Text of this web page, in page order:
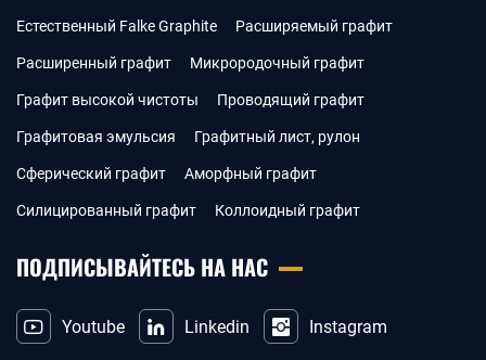
Естественный Falke Graphite
Расширяемый графит
Расширенный графит
Микрородочный графит
Графит высокой чистоты
Проводящий графит
Графитовая эмульсия
Графитный лист, рулон
Сферический графит
Аморфный графит
Силицированный графит
Коллоидный графит
ПОДПИСЫВАЙТЕСЬ НА НАС
Youtube Linkedin Instagram